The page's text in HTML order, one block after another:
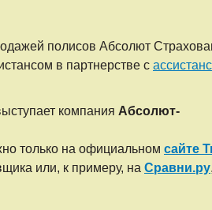
полисов Абсолют
в партнерстве с
компания Абсолют-
только на официальном сайте
или, к примеру, на Сравни.ру